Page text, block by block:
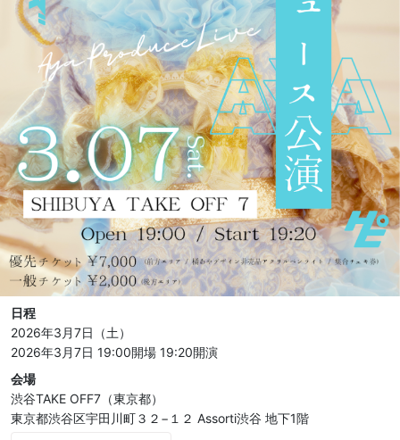
日程
2026年3月7日（土）
2026年3月7日 19:00開場 19:20開演
会場
渋谷TAKE OFF7（東京都）
東京都渋谷区宇田川町３２−１２ Assorti渋谷 地下1階